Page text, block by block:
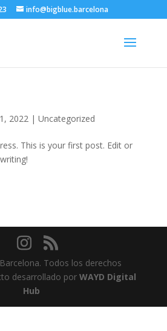
info@bigblue.barcelona
2022| Uncategorized
This is your first post. Edit or
Todos los derechos
desarrollado porWAYD Digital
Hub